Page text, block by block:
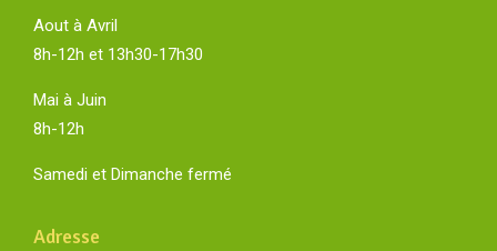
Aout à Avril
8h-12h et 13h30-17h30
Mai à Juin
8h-12h
Samedi et Dimanche fermé
Adresse